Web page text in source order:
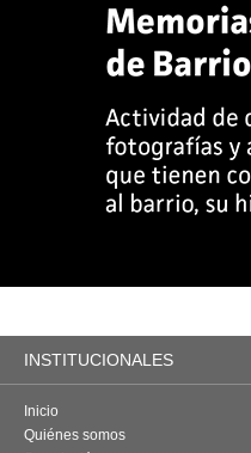
INSTITUCIONALES
Inicio
Quiénes somos